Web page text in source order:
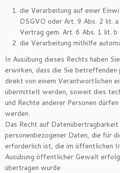
die Verarbeitung auf einer
DSGVO oder Art. 9 Abs. 2 lit.
Vertrag gem. Art. 6 Abs. 1 lit. b
die Verarbeitung mithilfe
In Ausübung dieses Rechts haben
erwirken, dass die Sie betreffenden
direkt von einem Verantwortlichen
übermittelt werden, soweit dies
und Rechte anderer Personen
werden.
Das Recht auf
personenbezogener Daten, die für
erforderlich ist, die im öffentlichen
Ausübung öffentlicher Gewalt
übertragen wurde.